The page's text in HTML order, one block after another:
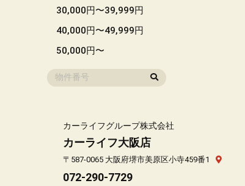
30,000円〜39,999円
40,000円〜49,999円
50,000円〜
カーライフグループ株式会社
カーライフ大阪店
〒587-0065 大阪府堺市美原区小寺459番1
072-290-7729